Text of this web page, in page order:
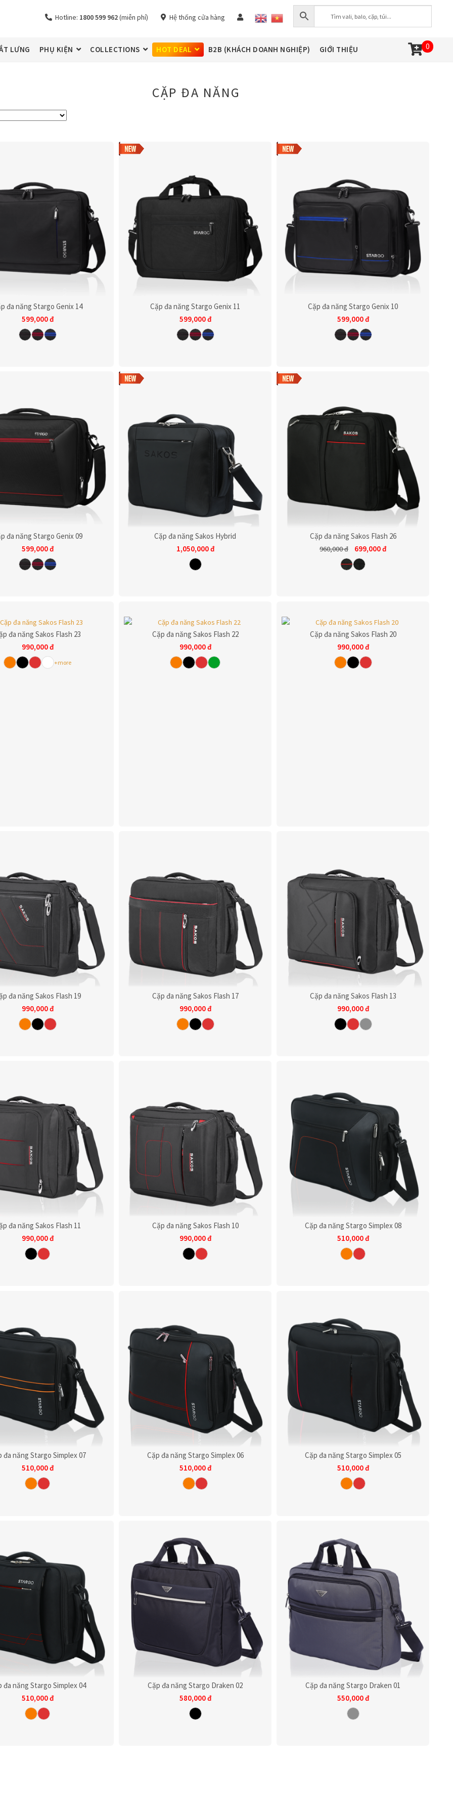
Hotline: 1800 599 962(miễn phí) Hệ thống cửa hàng
LƯNG PHỤ KIỆN COLLECTIONS HOT DEAL B2B (KHÁCH DOANH NGHIỆP) GIỚI THIỆU 0
CẶP ĐA NĂNG
đa năng Stargo Genix 14
599,000đ
Cặp đa năng Stargo Genix 11
599,000đ
Cặp đa năng Stargo Genix 10
599,000đ
đa năng Stargo Genix 09
599,000đ
Cặp đa năng Sakos Hybrid
1,050,000đ
Cặp đa năng Sakos Flash 26
960,000đ 699,000đ
đa năng Sakos Flash 23
990,000đ
+more
Cặp đa năng Sakos Flash 22
990,000đ
Cặp đa năng Sakos Flash 20
990,000đ
đa năng Sakos Flash 19
990,000đ
Cặp đa năng Sakos Flash 17
990,000đ
Cặp đa năng Sakos Flash 13
990,000đ
đa năng Sakos Flash 11
990,000đ
Cặp đa năng Sakos Flash 10
990,000đ
Cặp đa năng Stargo Simplex 08
510,000đ
đa năng Stargo Simplex 07
510,000đ
Cặp đa năng Stargo Simplex 06
510,000đ
Cặp đa năng Stargo Simplex 05
510,000đ
đa năng Stargo Simplex 04
510,000đ
Cặp đa năng Stargo Draken 02
580,000đ
Cặp đa năng Stargo Draken 01
550,000đ